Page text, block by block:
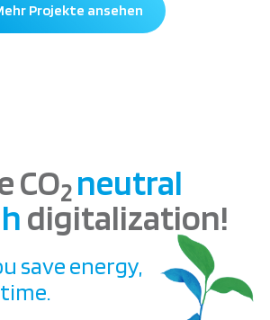
Projekte ansehen
CO2 neutral
digitalization!
save energy,